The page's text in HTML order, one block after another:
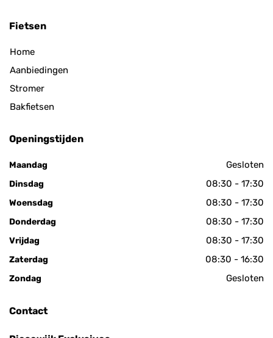
Fietsen
Home
Aanbiedingen
Stromer
Bakfietsen
Openingstijden
Maandag Gesloten
Dinsdag 08:30 - 17:30
Woensdag 08:30 - 17:30
Donderdag 08:30 - 17:30
Vrijdag 08:30 - 17:30
Zaterdag 08:30 - 16:30
Zondag Gesloten
Contact